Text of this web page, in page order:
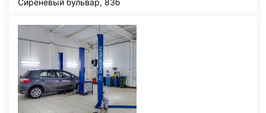
Сиреневый бульвар, 83б